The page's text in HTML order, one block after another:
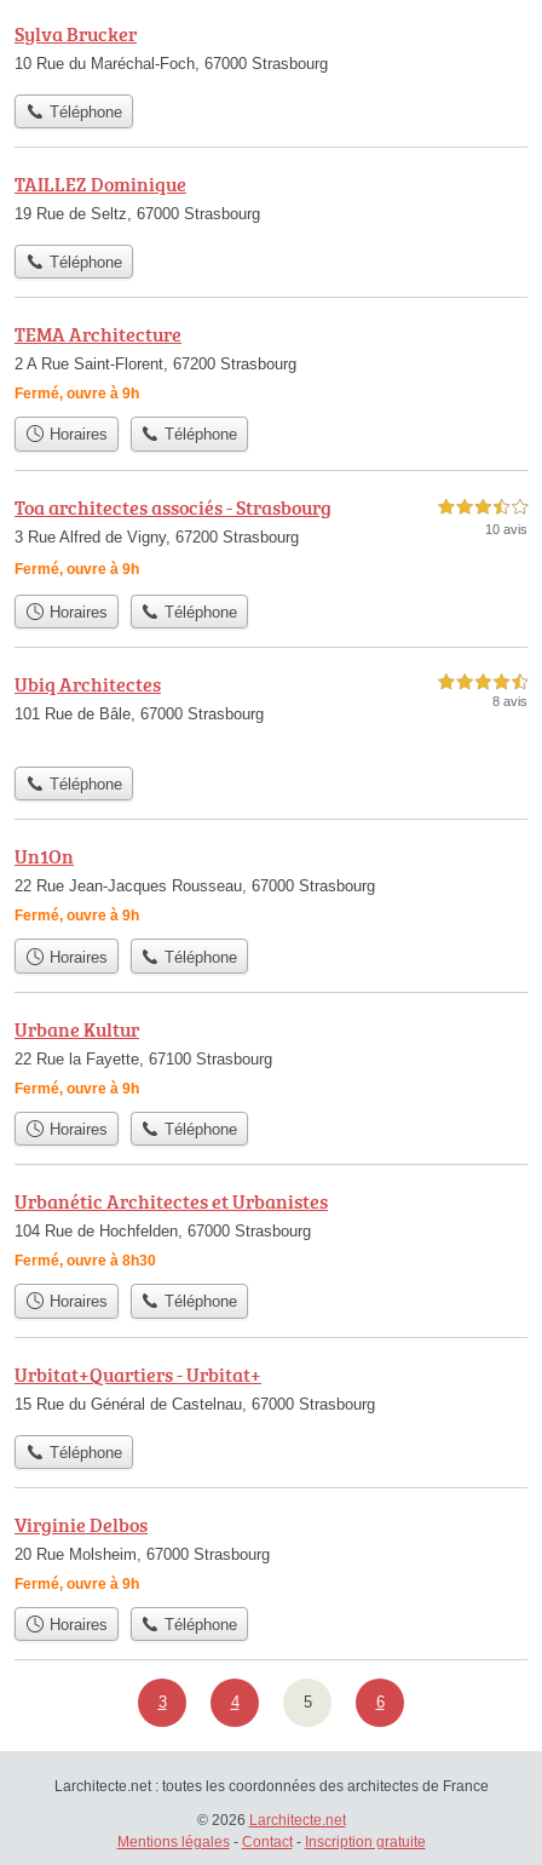
Sylva Brucker
10 Rue du Maréchal-Foch, 67000 Strasbourg
Téléphone
TAILLEZ Dominique
19 Rue de Seltz, 67000 Strasbourg
Téléphone
TEMA Architecture
2 A Rue Saint-Florent, 67200 Strasbourg
Fermé, ouvre à 9h
Horaires Téléphone
Toa architectes associés - Strasbourg
3 Rue Alfred de Vigny, 67200 Strasbourg
Fermé, ouvre à 9h
3,5 étoiles sur 5
10 avis
Horaires Téléphone
Ubiq Architectes
101 Rue de Bâle, 67000 Strasbourg
4,5 étoiles sur 5
8 avis
Téléphone
Un1On
22 Rue Jean-Jacques Rousseau, 67000 Strasbourg
Fermé, ouvre à 9h
Horaires Téléphone
Urbane Kultur
22 Rue la Fayette, 67100 Strasbourg
Fermé, ouvre à 9h
Horaires Téléphone
Urbanétic Architectes et Urbanistes
104 Rue de Hochfelden, 67000 Strasbourg
Fermé, ouvre à 8h30
Horaires Téléphone
Urbitat+Quartiers - Urbitat+
15 Rue du Général de Castelnau, 67000 Strasbourg
Téléphone
Virginie Delbos
20 Rue Molsheim, 67000 Strasbourg
Fermé, ouvre à 9h
Horaires Téléphone
3 4 5 6
Larchitecte.net : toutes les coordonnées des architectes de France
© 2026 Larchitecte.net
Mentions légales- Contact- Inscription gratuite